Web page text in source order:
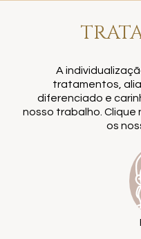
A
tratamentos,
diferenciado e
nosso trabalho. Clique
os